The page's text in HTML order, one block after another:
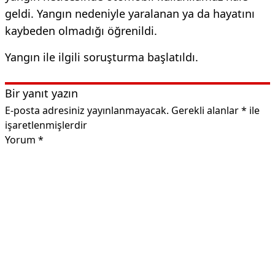
geldi. Yangın nedeniyle yaralanan ya da hayatını
kaybeden olmadığı öğrenildi.
Yangın ile ilgili soruşturma başlatıldı.
Bir yanıt yazın
E-posta adresiniz yayınlanmayacak. Gerekli alanlar* ile
işaretlenmişlerdir
Yorum *